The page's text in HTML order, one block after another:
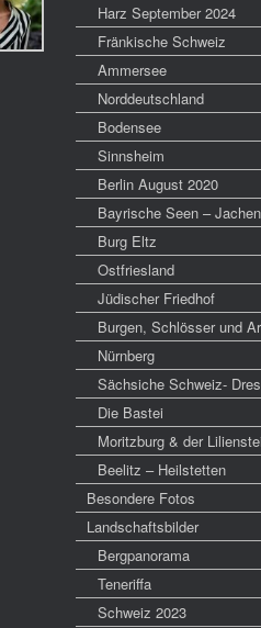
Harz September 2024
Fränkische Schweiz
Ammersee
Norddeutschland
Bodensee
Sinnsheim
Berlin August 2020
Bayrische Seen –
Burg Eltz
Ostfriesland
Jüdischer Friedhof
Burgen, Schlösser und
Nürnberg
Sächsiche Schweiz-
Die Bastei
Moritzburg & der
Beelitz – Heilstetten
Besondere Fotos
Landschaftsbilder
Bergpanorama
Teneriffa
Schweiz 2023